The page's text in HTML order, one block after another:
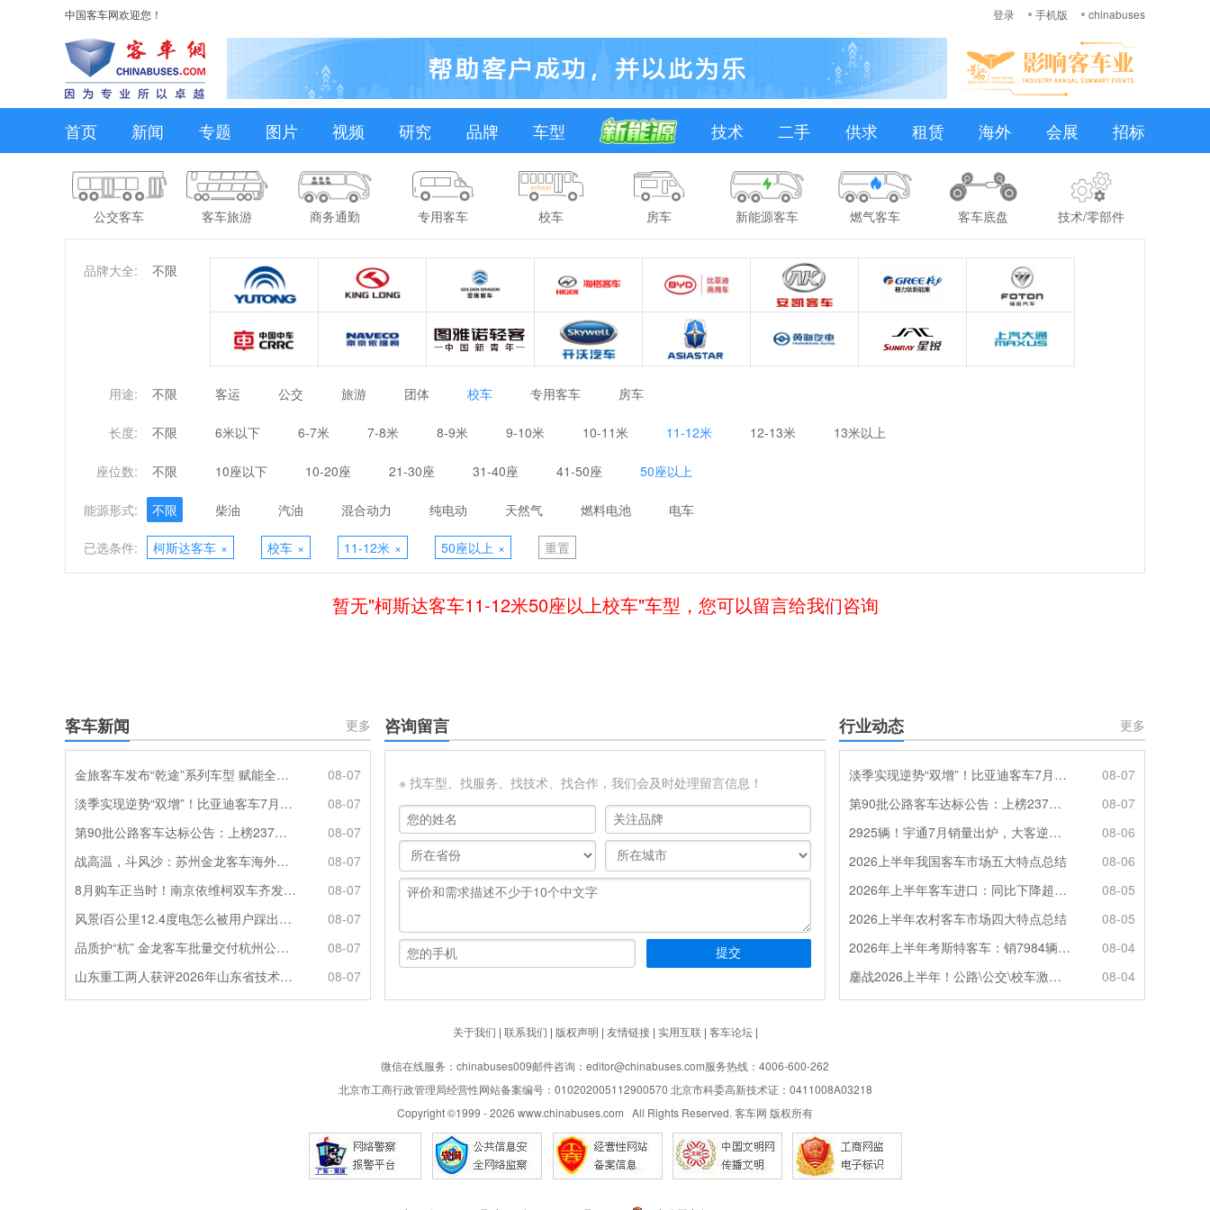
中国客车网欢迎您！ 登录 手机版 chinabuses
首页 新闻 专题 图片 视频 研究 品牌 车型 技术 二手 供求 租赁 海外 会展 招标
公交客车 客车旅游 商务通勤 专用客车 校车 房车 新能源客车 燃气客车 客车底盘 技术/零部件
品牌大全: 不限
用途: 不限 客运 公交 旅游 团体 校车 专用客车 房车
长度: 不限 6米以下 6-7米 7-8米 8-9米 9-10米 10-11米 11-12米 12-13米 13米以上
座位数: 不限 10座以下 10-20座 21-30座 31-40座 41-50座 50座以上
能源形式: 不限 柴油 汽油 混合动力 纯电动 天然气 燃料电池 电车
已选条件: 柯斯达客车 × 校车 × 11-12米 × 50座以上 × 重置
暂无"柯斯达客车11-12米50座以上校车"车型，您可以留言给我们咨询
客车新闻 更多
金旅客车发布“乾途”系列车型 赋能全球客运产业提质升级
08-07
淡季实现逆势“双增”！比亚迪客车7月热销620辆创新高
08-07
第90批公路客车达标公告：上榜237款创次高，混动\燃料电池缺席
08-07
战高温，斗风沙：苏州金龙客车海外服务的“极限温度测试”
08-07
8月购车正当时！南京依维柯双车齐发限时福利全解析
08-07
风景i百公里12.4度电怎么被用户踩出来的？
08-07
品质护“杭” 金龙客车批量交付杭州公交集团72辆
08-07
山东重工两人获评2026年山东省技术技能大师
08-07
咨询留言
※ 找车型、找服务、找技术、找合作，我们会及时处理留言信息！
行业动态 更多
淡季实现逆势“双增”！比亚迪客车7月热销620辆创新高
08-07
第90批公路客车达标公告：上榜237款创次高，混动\燃料电池缺席
08-07
2925辆！宇通7月销量出炉，大客逆势走强筑牢基本盘
08-06
2026上半年我国客车市场五大特点总结
08-06
2026年上半年客车进口：同比下降超4成，轻客主体地位凸显
08-05
2026上半年农村客车市场四大特点总结
08-05
2026年上半年考斯特客车：销7984辆 6米领涨领跑 电动化提速
08-04
鏖战2026上半年！公路\公交\校车激烈角逐，谁问鼎赛道赢家?
08-04
关于我们 | 联系我们 | 版权声明 | 友情链接| 实用互联| 客车论坛|
微信在线服务：chinabuses009邮件咨询：editor@chinabuses.com服务热线：4006-600-262
北京市工商行政管理局经营性网站备案编号：010202005112900570 北京市科委高新技术证：0411008A03218
Copyright ©1999 -2026 www.chinabuses.com All Rights Reserved. 客车网 版权所有